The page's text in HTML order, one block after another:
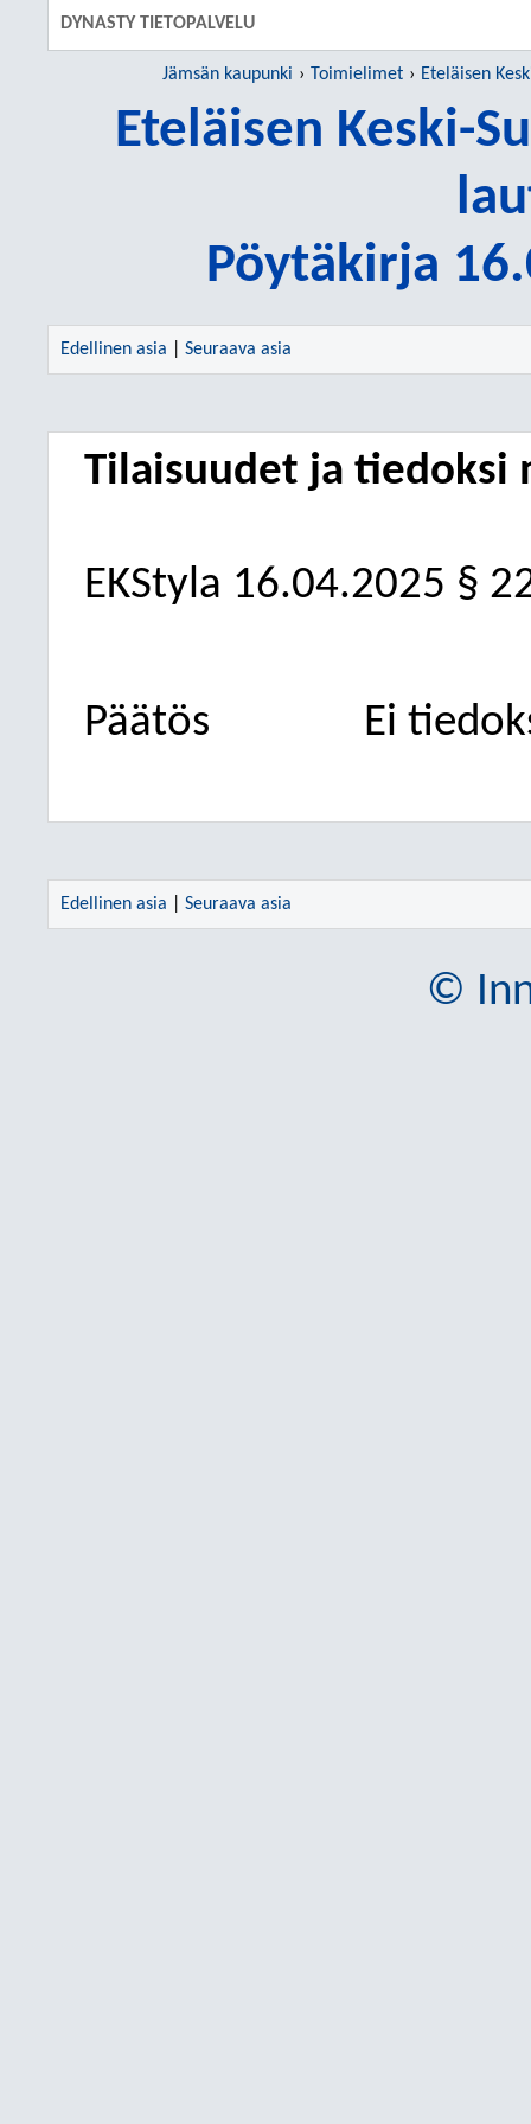
DYNASTY TIETOPALVELU
Jämsän kaupunki Toimielimet Eteläisen
Eteläisen Keski-
Pöytäkirja
Edellinen asia Seuraava asia
Tilaisuudet ja tiedoksi
EKStyla 16.04.2025 §
Päätös Ei
Edellinen asia Seuraava asia
©